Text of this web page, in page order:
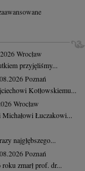
Wrocław
przyjęliśmy...
Poznań
Kotłowskiemu...
Wrocław
Łuczakowi...
najgłębszego...
Poznań
zmarł prof. dr...